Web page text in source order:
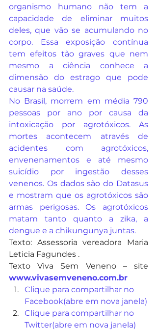
organismo humano não tem a
capacidade de eliminar muitos
deles, que vão se acumulando no
corpo. Essa exposição contínua
tem efeitos tão graves que nem
mesmo a ciência conhece a
dimensão do estrago que pode
causar na saúde.
No Brasil, morrem em média 790
pessoas por ano por causa da
intoxicação por agrotóxicos. As
mortes acontecem através de
acidentes com agrotóxicos,
envenenamentos e até mesmo
suicídio por ingestão desses
venenos. Os dados são do Datasus
e mostram que os agrotóxicos são
armas perigosas. Os agrotóxicos
matam tanto quanto a zika, a
dengue e a chikungunya juntas.
Texto: Assessoria vereadora Maria
Leticia Fagundes .
www.vivasemveneno.com.br
Clique para compartilhar no
Facebook(abre em nova janela)
Clique para compartilhar no
Twitter(abre em nova janela)